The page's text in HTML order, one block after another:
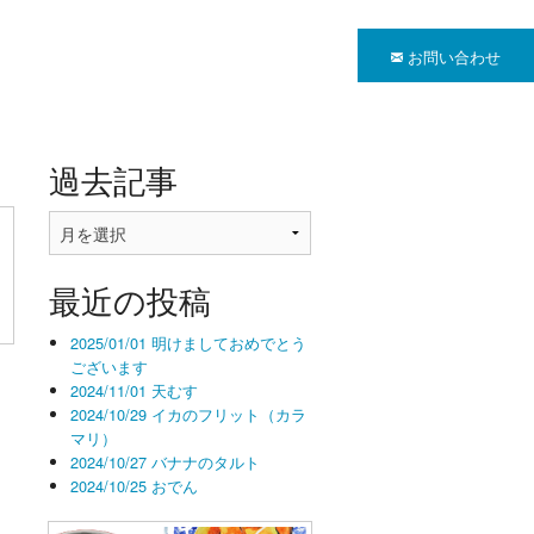
お問い合わせ
過去記事
過
去
事
最近の投稿
2025/01/01 明けましておめでとう
ございます
2024/11/01 天むす
2024/10/29 イカのフリット（カラ
マリ）
2024/10/27 バナナのタルト
2024/10/25 おでん